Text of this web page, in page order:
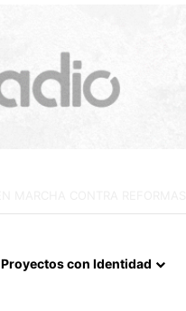
Proyectos con Identidad